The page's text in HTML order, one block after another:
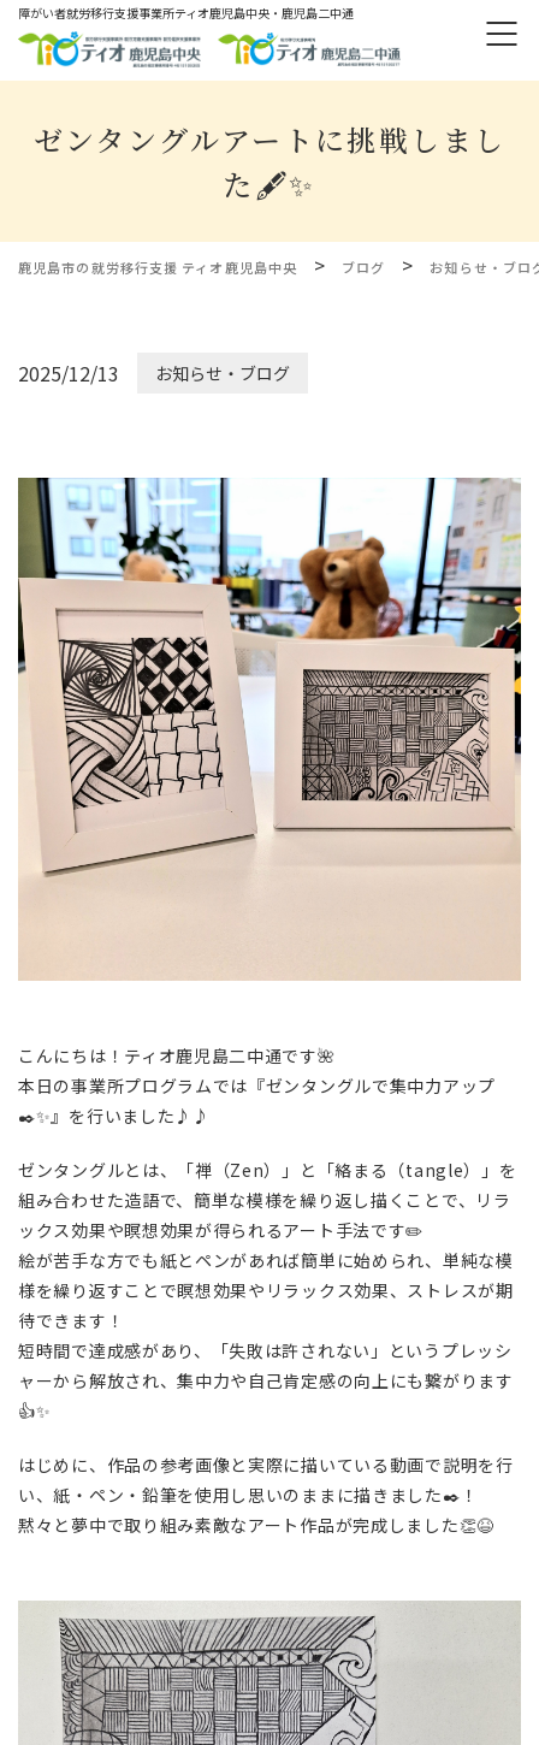
障がい者就労移⾏⽀援事業所ティオ⿅児島中央・鹿児島二中通
ゼンタングルアートに挑戦しまし
た🖋✨
鹿児島市の就労移行支援 ティオ鹿児島中央 > ブログ > お知らせ・ブロ
2025/12/13 お知らせ・ブログ
こんにちは！ティオ鹿児島二中通です🌺
本日の事業所プログラムでは『ゼンタングルで集中力アップ
✒️✨』を行いました♪♪
ゼンタングルとは、「禅（Zen）」と「絡まる（tangle）」を
組み合わせた造語で、簡単な模様を繰り返し描くことで、リラ
ックス効果や瞑想効果が得られるアート手法です✏️
絵が苦手な方でも紙とペンがあれば簡単に始められ、単純な模
様を繰り返すことで瞑想効果やリラックス効果、ストレスが期
待できます！
短時間で達成感があり、「失敗は許されない」というプレッシ
ャーから解放され、集中力や自己肯定感の向上にも繋がります
👍️✨
はじめに、作品の参考画像と実際に描いている動画で説明を行
い、紙・ペン・鉛筆を使用し思いのままに描きました✒️！
黙々と夢中で取り組み素敵なアート作品が完成しました👏😆